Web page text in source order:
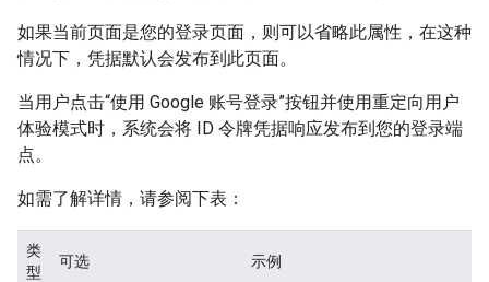
如果当前页面是您的登录页面，则可以省略此属性，在这种
情况下，凭据默认会发布到此页面。
当用户点击“使用 Google 账号登录”按钮并使用重定向用户
体验模式时，系统会将 ID 令牌凭据响应发布到您的登录端
点。
如需了解详情，请参阅下表：
类
型
可选 示例